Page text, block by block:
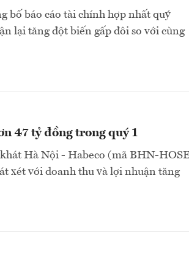
bố báo cáo tài chính hợp nhất quý
lại tăng đột biến gấp đôi so với cùng
47 tỷ đồng trong quý 1
Hà Nội - Habeco (mã BHN-
xét với doanh thu và lợi nhuận tăng